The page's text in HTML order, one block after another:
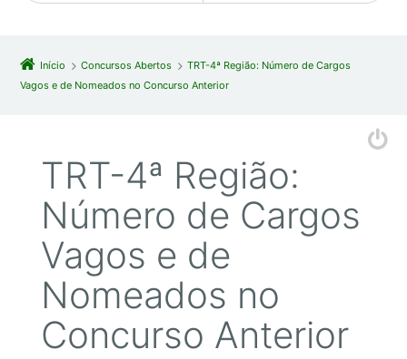
Início Concursos Abertos
TRT-4ª Região: Número de Cargos
Vagos e de Nomeados no Concurso Anterior
TRT-4ª Região:
Número de Cargos
Vagos e de
Nomeados no
Concurso Anterior